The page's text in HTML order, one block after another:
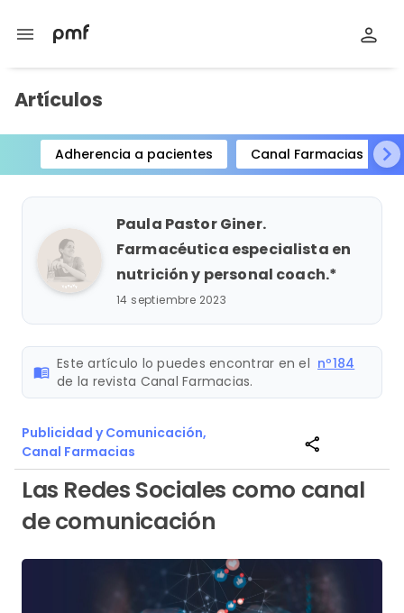
menu
Artículos
Adherencia a pacientes Canal Farmacias
Item
1
Paula Pastor Giner.
Farmacéutica especialista en
nutrición y personal coach.*
14 septiembre 2023
menu_book Este artículo lo puedes encontrar en el nº184
de la revista Canal Farmacias.
Publicidad y Comunicación,
Canal Farmacias
share
Las Redes Sociales como canal
de comunicación